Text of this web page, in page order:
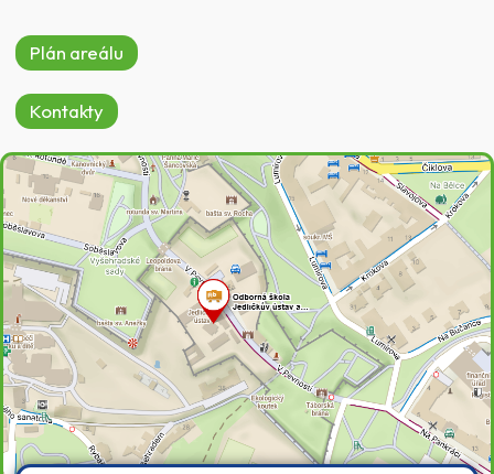
Plán areálu
Kontakty